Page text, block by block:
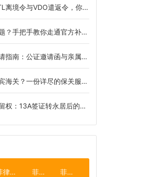
遣返令，你的选择决定未来能否再入菲律宾
教你走通官方补办与签证转移全流程
证邀请函与亲属关系证明缺一不可
份详尽的保关服务流程与材料准备指南
签证转永居后的全方位福利详解
菲律宾机场保关 菲律宾宿务 菲律宾驾照